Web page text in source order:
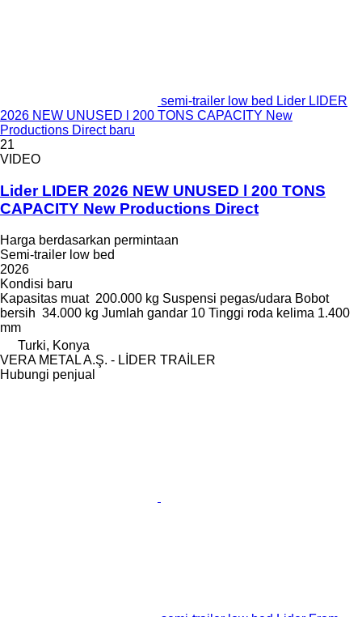
semi-trailer low bed Lider LIDER
2026 NEW UNUSED l 200 TONS CAPACITY New
Productions Direct baru
21
VIDEO
Lider LIDER 2026 NEW UNUSED l 200 TONS
CAPACITY New Productions Direct
Harga berdasarkan permintaan
Semi-trailer low bed
2026
Kondisi baru
Kapasitas muat 200.000 kg Suspensi pegas/udara Bobot
bersih 34.000 kg Jumlah gandar 10 Tinggi roda kelima 1.400
mm
Turki, Konya
VERA METAL A.Ş. - LİDER TRAİLER
Hubungi penjual